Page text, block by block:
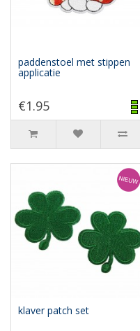
paddenstoel met stippen
applicatie
€1.95
klaver patch set